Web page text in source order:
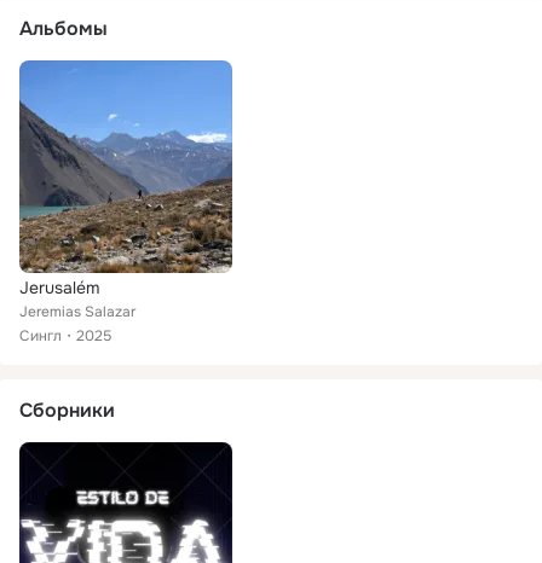
Альбомы
Jerusalém
Jeremias Salazar
Сингл
2025
Сборники